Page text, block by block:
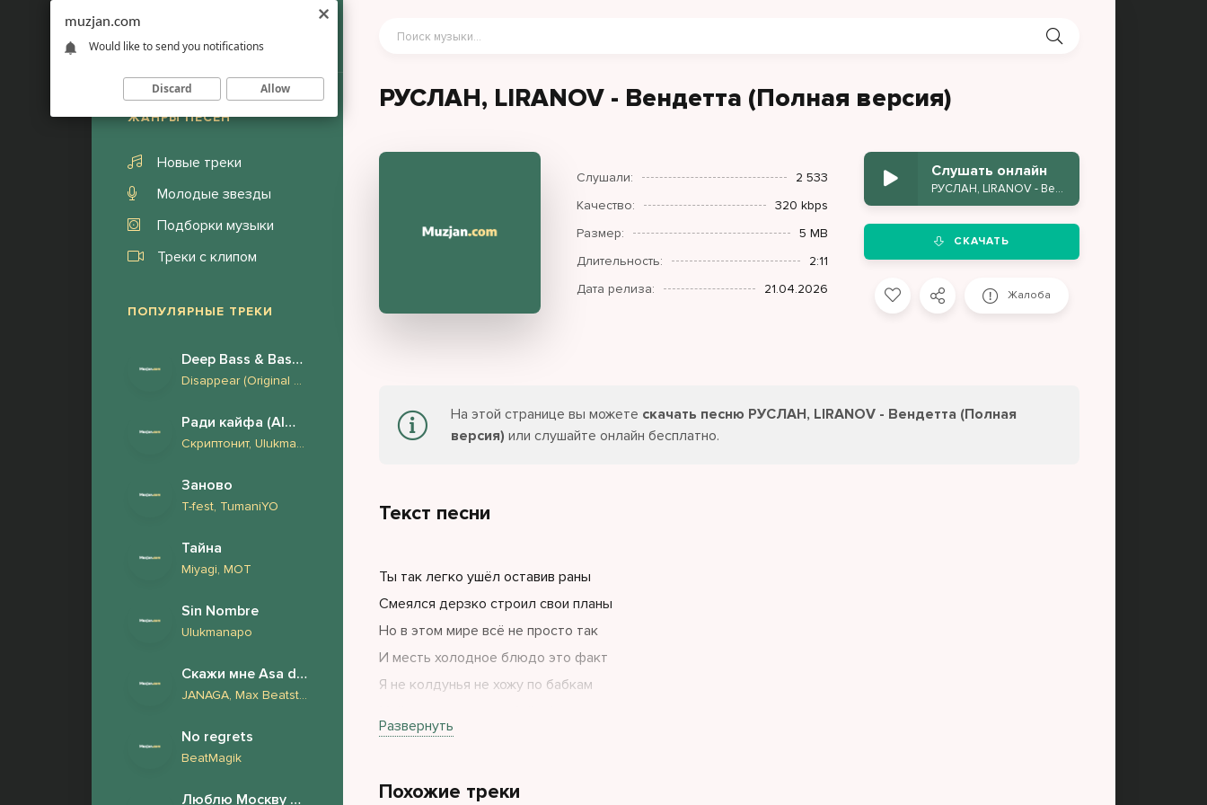
ЖАНРЫ ПЕСЕН
Новые треки
Молодые звезды
Подборки музыки
Треки с клипом
ПОПУЛЯРНЫЕ ТРЕКИ
Deep Bass & Bass Boosted
Disappear (Original Mix) Face to Face
Ради кайфа (Almaz Remix)
Скриптонит, Ulukmanapo, Truwer, V $ X V PRiNCE, Эндшпиль, Miyagi
Заново
T-fest, TumaniYO
Тайна
Miyagi, МОТ
Sin Nombre
Ulukmanapo
Скажи мне Asa du 2.0
JANAGA, Max Beatstone, FURSOV, Harddope
No regrets
BeatMagik
Люблю Москву но снится London
РУСЛАН, LIRANOV - Вендетта (Полная версия)
Слушали:
2 533
Качество:
320 kbps
Размер:
5 MB
Длительность:
2:11
Дата релиза:
21.04.2026
Слушать онлайн
РУСЛАН, LIRANOV - Вендетта (Полная версия)
СКАЧАТЬ
Жалоба
На этой странице вы можете скачать песню РУСЛАН, LIRANOV - Вендетта (Полная
версия) или слушайте онлайн бесплатно.
Текст песни
Ты так легко ушёл оставив раны
Смеялся дерзко строил свои планы
Но в этом мире всё не просто так
И месть холодное блюдо это факт
Я не колдунья не хожу по бабкам
Слабительным заряжена котлета
Развернуть
Похожие треки
muzjan.com
Would like to send you notifications
Discard Allow